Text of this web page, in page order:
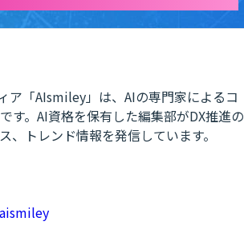
ア「AIsmiley」は、AIの専門家によるコ
す。AI資格を保有した編集部がDX推進の
トレンド情報を発信しています。